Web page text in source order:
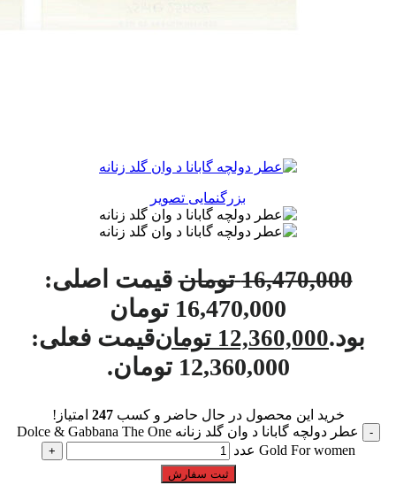
بزرگنمایی تصویر
16,470,000 تومان قیمت اصلی:
16,470,000 تومان
بود.12,360,000 تومانقیمت فعلی:
12,360,000 تومان.
خرید این محصول در حال حاضر و کسب247 امتیاز!
عطر دولچه گابانا د وان گلد زنانه Dolce & Gabbana The One
Gold For women عدد
ثبت سفارش